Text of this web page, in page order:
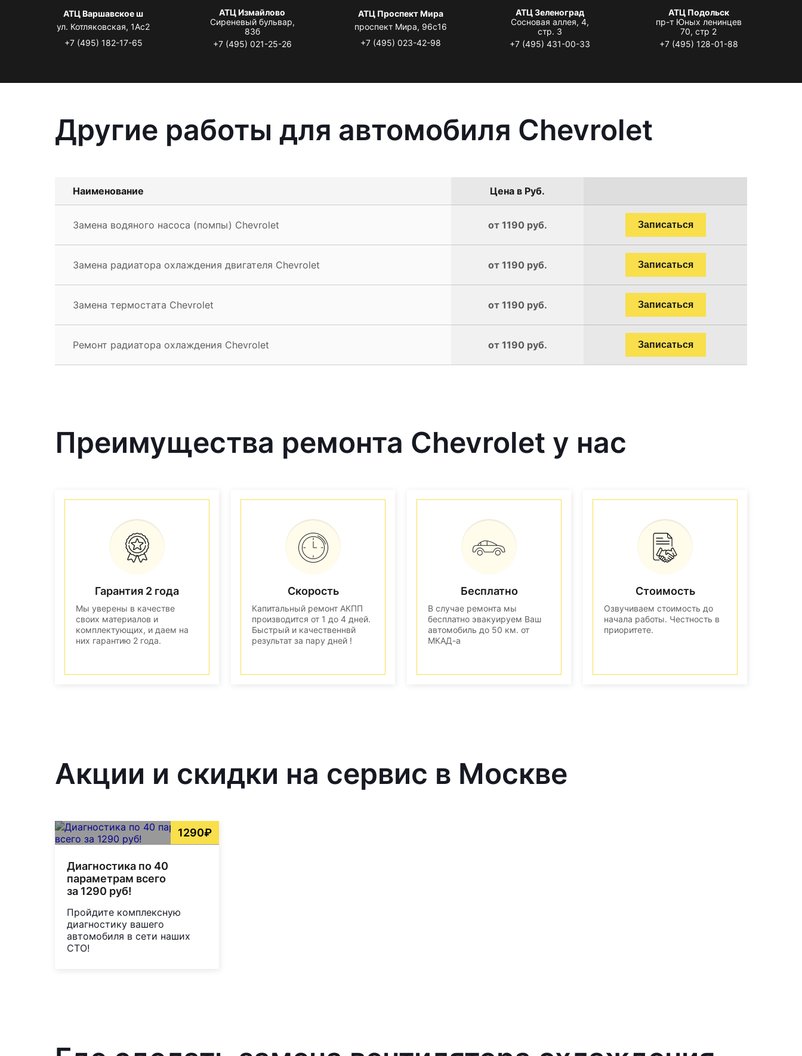
АТЦ Варшавское ш
ул. Котляковская, 1Ас2
+7 (495) 182-17-65
АТЦ Измайлово
Сиреневый бульвар,
83б
+7 (495) 021-25-26
АТЦ Проспект Мира
проспект Мира, 96с16
+7 (495) 023-42-98
АТЦ Зеленоград
Сосновая аллея, 4,
стр. 3
+7 (495) 431-00-33
АТЦ Подольск
пр-т Юных ленинцев
70, стр 2
+7 (495) 128-01-88
Другие работы для автомобиля Chevrolet
Наименование Цена в Руб.
Замена водяного насоса (помпы) Chevrolet от 1190 руб. Записаться
Замена радиатора охлаждения двигателя Chevrolet от 1190 руб. Записаться
Замена термостата Chevrolet от 1190 руб. Записаться
Ремонт радиатора охлаждения Chevrolet от 1190 руб. Записаться
Преимущества ремонта Chevrolet у нас
Гарантия 2 года
Мы уверены в качестве
своих материалов и
комплектующих, и даем на
них гарантию 2 года.
Скорость
Капитальный ремонт АКПП
производится от 1 до 4 дней.
Быстрый и качественнвй
результат за пару дней !
Бесплатно
В случае ремонта мы
бесплатно эвакуируем Ваш
автомобиль до 50 км. от
МКАД-а
Стоимость
Озвучиваем стоимость до
начала работы. Честность в
приоритете.
Акции и скидки на сервис в Москве
1290₽
Диагностика по 40
параметрам всего
за 1290 руб!
Пройдите комплексную
диагностику вашего
автомобиля в сети наших
СТО!